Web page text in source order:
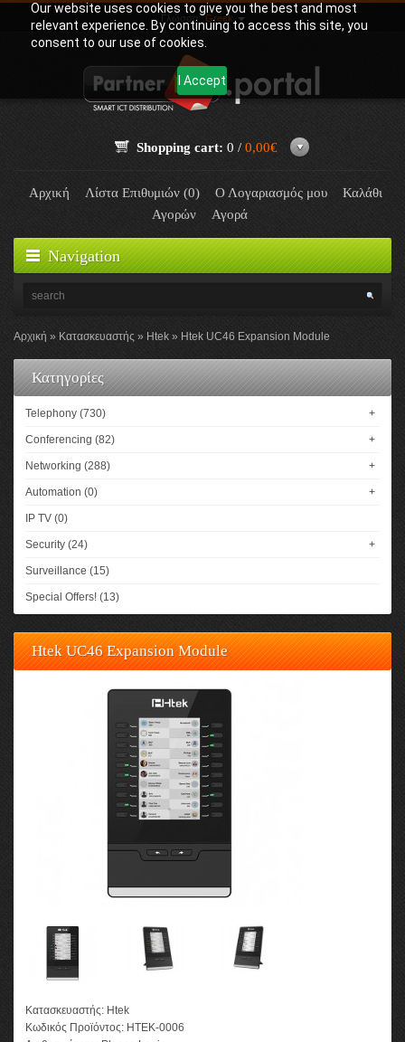
Our website uses cookies to give you the best and most
relevant experience. By continuing to access this site, you
consent to our use of cookies.
I Accept
Γλώσσα:Greek
Shopping cart: 0 / 0,00€
Αρχική Λίστα Επιθυμιών (0) Ο Λογαριασμός μου
Καλάθι
Αγορών
Αγορά
Navigation
Αρχική Κατασκευαστής Htek Htek UC46 Expansion Module
Κατηγορίες
Telephony (730) +
Conferencing (82) +
Networking (288) +
Automation (0) +
IP TV (0)
Security (24) +
Surveillance (15)
Special Offers! (13)
Htek UC46 Expansion Module
Κατασκευαστής: Htek
Κωδικός Προϊόντος: HTEK-0006